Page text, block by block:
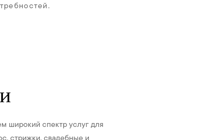
широкий спектр услуг для
стрижки, свадебные и